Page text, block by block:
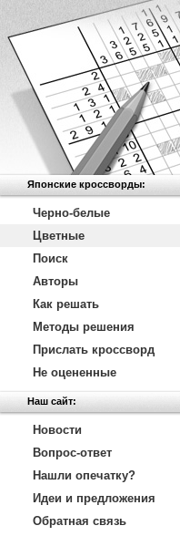
Японские кроссворды:
Черно-белые
Цветные
Поиск
Авторы
Как решать
Методы решения
Прислать кроссворд
Не оцененные
Наш сайт:
Новости
Вопрос-ответ
Нашли опечатку?
Идеи и предложения
Обратная связь